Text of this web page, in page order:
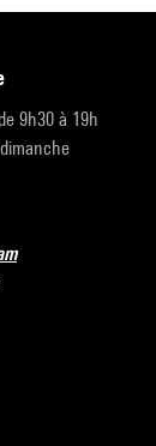
9h30 à 19h